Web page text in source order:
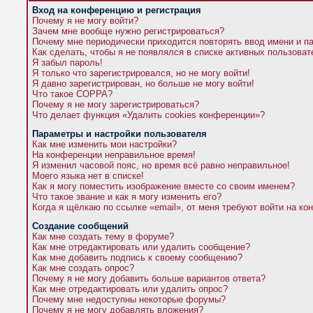
Вход на конференцию и регистрация
Почему я не могу войти?
Зачем мне вообще нужно регистрироваться?
Почему мне периодически приходится повторять ввод имени и
Как сделать, чтобы я не появлялся в списке активных
Я забыл пароль!
Я только что зарегистрировался, но не могу войти!
Я давно зарегистрирован, но больше не могу войти!
Что такое COPPA?
Почему я не могу зарегистрироваться?
Что делает функция «Удалить cookies конференции»?
Параметры и настройки пользователя
Как мне изменить мои настройки?
На конференции неправильное время!
Я изменил часовой пояс, но время всё равно неправильное!
Моего языка нет в списке!
Как я могу поместить изображение вместе со своим именем?
Что такое звание и как я могу изменить его?
Когда я щёлкаю по ссылке «email», от меня требуют войти на
Создание сообщений
Как мне создать тему в форуме?
Как мне отредактировать или удалить сообщение?
Как мне добавить подпись к своему сообщению?
Как мне создать опрос?
Почему я не могу добавить больше вариантов ответа?
Как мне отредактировать или удалить опрос?
Почему мне недоступны некоторые форумы?
Почему я не могу добавлять вложения?